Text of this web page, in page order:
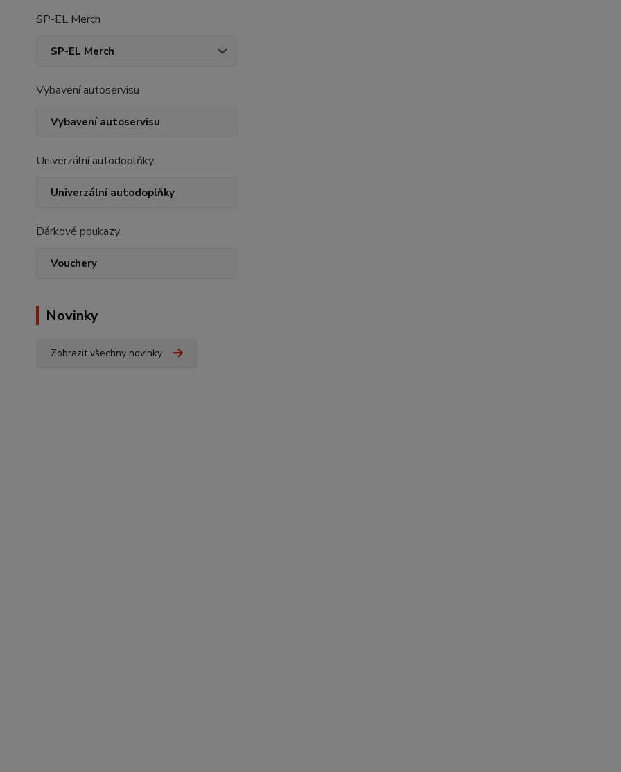
SP-EL Merch
SP-EL Merch
Vybavení autoservisu
Vybavení autoservisu
Univerzální autodoplňky
Univerzální autodoplňky
Dárkové poukazy
Vouchery
Novinky
Zobrazit všechny novinky